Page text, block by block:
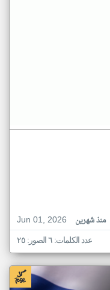
Jun 01, 2026
منذ شهرين
عدد الكلمات: ٦ الصور: ٢٥